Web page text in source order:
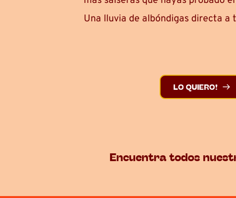
Una lluvia de albóndigas directa a
LO QUIERO!
Encuentra todos